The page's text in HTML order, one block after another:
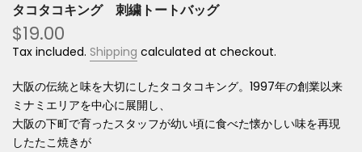
タコタコキング 刺繍トートバッグ
$19.00
Tax included. Shipping calculated at checkout.
大阪の伝統と味を大切にしたタコタコキング。1997年の創業以来
ミナミエリアを中心に展開し、
大阪の下町で育ったスタッフが幼い頃に食べた懐かしい味を再現
したたこ焼きが